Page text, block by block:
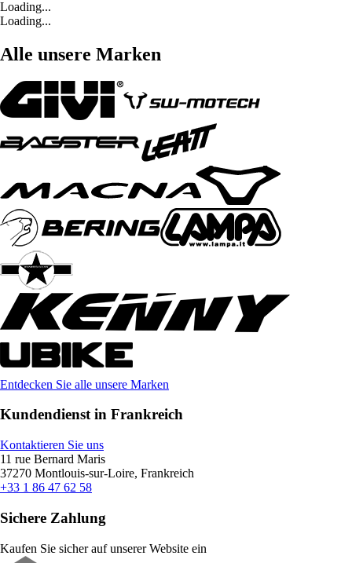
Loading...
Loading...
Alle unsere Marken
Entdecken Sie alle unsere Marken
Kundendienst in Frankreich
Kontaktieren Sie uns
11 rue Bernard Maris
37270 Montlouis-sur-Loire, Frankreich
+33 1 86 47 62 58
Sichere Zahlung
Kaufen Sie sicher auf unserer Website ein